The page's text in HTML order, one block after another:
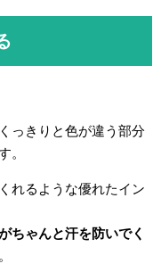
っきりと色が違う部分
。
れるような優れたイン
ちゃんと汗を防いでく